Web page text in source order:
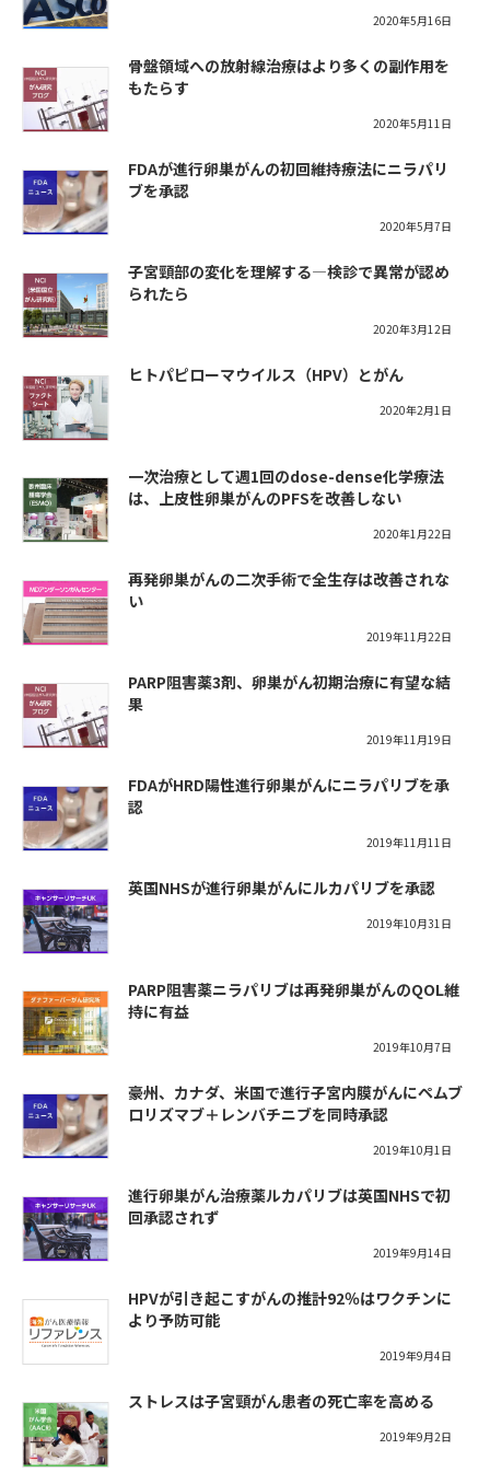
2020年5月16日
骨盤領域への放射線治療はより多くの副作用を
もたらす
2020年5月11日
FDAが進行卵巣がんの初回維持療法にニラパリ
ブを承認
2020年5月7日
子宮頸部の変化を理解する―検診で異常が認め
られたら
2020年3月12日
ヒトパピローマウイルス（HPV）とがん
2020年2月1日
一次治療として週1回のdose-dense化学療法
は、上皮性卵巣がんのPFSを改善しない
2020年1月22日
再発卵巣がんの二次手術で全生存は改善されな
い
2019年11月22日
PARP阻害薬3剤、卵巣がん初期治療に有望な結
果
2019年11月19日
FDAがHRD陽性進行卵巣がんにニラパリブを承
認
2019年11月11日
英国NHSが進行卵巣がんにルカパリブを承認
2019年10月31日
PARP阻害薬ニラパリブは再発卵巣がんのQOL維
持に有益
2019年10月7日
豪州、カナダ、米国で進行子宮内膜がんにペムブ
ロリズマブ＋レンバチニブを同時承認
2019年10月1日
進行卵巣がん治療薬ルカパリブは英国NHSで初
回承認されず
2019年9月14日
HPVが引き起こすがんの推計92％はワクチンに
より予防可能
2019年9月4日
ストレスは子宮頸がん患者の死亡率を高める
2019年9月2日